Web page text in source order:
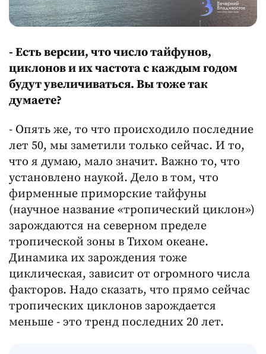
- Есть версии, что число тайфунов,
циклонов и их частота с каждым годом
будут увеличиваться. Вы тоже так
думаете?
- Опять же, то что происходило последние
лет 50, мы заметили только сейчас. И то,
что я думаю, мало значит. Важно то, что
установлено наукой. Дело в том, что
фирменные приморские тайфуны
(научное название «тропический циклон»)
зарождаются на северном пределе
тропической зоны в Тихом океане.
Динамика их зарождения тоже
циклическая, зависит от огромного числа
факторов. Надо сказать, что прямо сейчас
тропических циклонов зарождается
меньше - это тренд последних 20 лет.